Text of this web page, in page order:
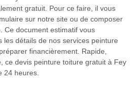
gratuit. Pour ce faire, il vous
sur notre site ou de composer
Ce document estimatif vous
les détails de nos services peinture
financièrement. Rapide,
ce devis peinture toiture gratuit à Fey
24 heures.